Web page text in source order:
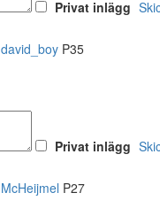
Privat inlägg
david_boy P35
Privat inlägg
McHeijmel P27